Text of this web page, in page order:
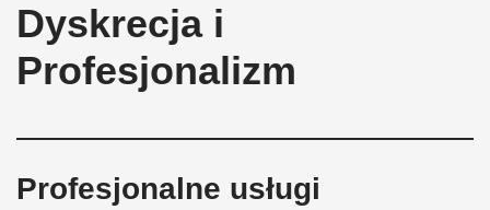
Dyskrecja i
Profesjonalizm
Profesjonalne usługi